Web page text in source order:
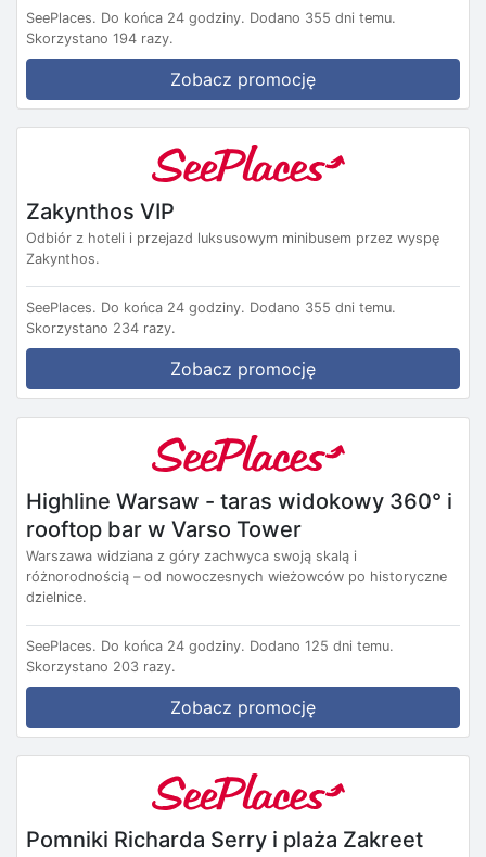
SeePlaces. Do końca 24 godziny. Dodano 355 dni temu.
Skorzystano 194 razy.
Zobacz promocję
Zakynthos VIP
Odbiór z hoteli i przejazd luksusowym minibusem przez wyspę
Zakynthos.
SeePlaces. Do końca 24 godziny. Dodano 355 dni temu.
Skorzystano 234 razy.
Zobacz promocję
Highline Warsaw - taras widokowy 360° i
rooftop bar w Varso Tower
Warszawa widziana z góry zachwyca swoją skalą i
różnorodnością – od nowoczesnych wieżowców po historyczne
dzielnice.
SeePlaces. Do końca 24 godziny. Dodano 125 dni temu.
Skorzystano 203 razy.
Zobacz promocję
Pomniki Richarda Serry i plaża Zakreet